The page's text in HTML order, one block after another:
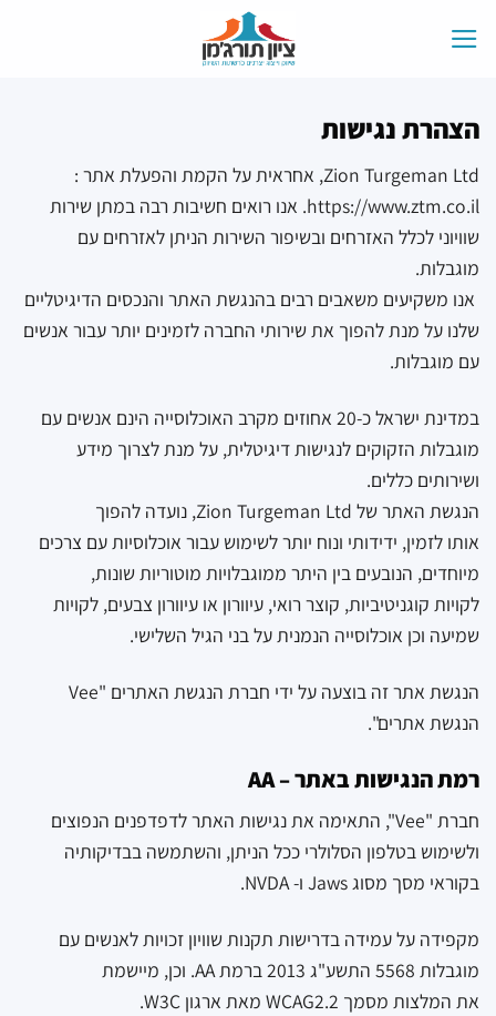
הצהרת נגישות
Zion Turgeman Ltd, אחראית על הקמת והפעלת אתר :
https://www.ztm.co.il. אנו רואים חשיבות רבה במתן שירות
שוויוני לכלל האזרחים ובשיפור השירות הניתן לאזרחים עם
מוגבלות.
אנו משקיעים משאבים רבים בהנגשת האתר והנכסים הדיגיטליים
שלנו על מנת להפוך את שירותי החברה לזמינים יותר עבור אנשים
עם מוגבלות.
במדינת ישראל כ-20 אחוזים מקרב האוכלוסייה הינם אנשים עם
מוגבלות הזקוקים לנגישות דיגיטלית, על מנת לצרוך מידע
ושירותים כללים.
הנגשת האתר של Zion Turgeman Ltd, נועדה להפוך
אותו לזמין, ידידותי ונוח יותר לשימוש עבור אוכלוסיות עם צרכים
מיוחדים, הנובעים בין היתר ממוגבלויות מוטוריות שונות,
לקויות קוגניטיביות, קוצר רואי, עיוורון או עיוורון צבעים, לקויות
שמיעה וכן אוכלוסייה הנמנית על בני הגיל השלישי.
הנגשת אתר זה בוצעה על ידי חברת הנגשת האתרים "Vee
הנגשת אתרים".
רמת הנגישות באתר – AA
חברת "Vee", התאימה את נגישות האתר לדפדפנים הנפוצים
ולשימוש בטלפון הסלולרי ככל הניתן, והשתמשה בבדיקותיה
בקוראי מסך מסוג Jaws ו- NVDA.
מקפידה על עמידה בדרישות תקנות שוויון זכויות לאנשים עם
מוגבלות 5568 התשע"ג 2013 ברמת AA. וכן, מיישמת
את המלצות מסמך WCAG2.2 מאת ארגון W3C.